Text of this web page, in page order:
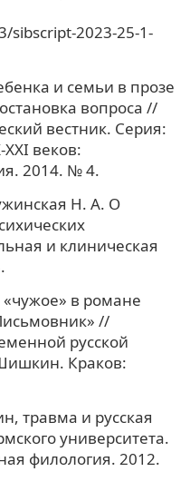
sibscript-2023-25-1-
и семьи в прозе
вопроса //
вестник. Серия:
XXI веков:
2014. № 4.
Н. А. О
и клиническая
в романе
//
русской
Краков:
травма и русская
университета.
филология. 2012.